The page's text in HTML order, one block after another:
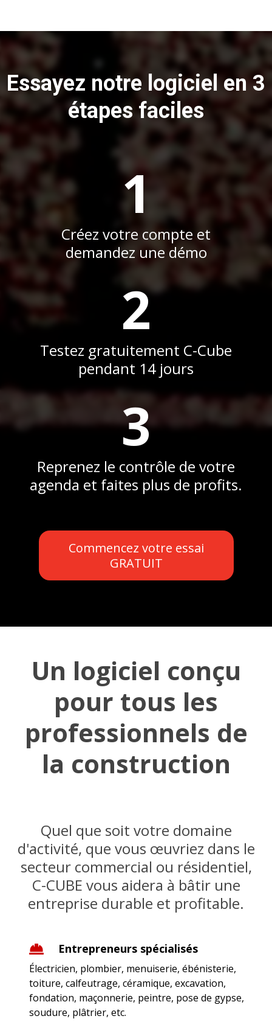
Essayez notre logiciel en 3
étapes faciles
1
Créez votre compte et
demandez une démo
2
Testez gratuitement C-Cube
pendant 14 jours
3
Reprenez le contrôle de votre
agenda et faites plus de profits.
Commencez votre essai
GRATUIT
Un logiciel conçu
pour tous les
professionnels de
la construction
Quel que soit votre domaine
d'activité, que vous œuvriez dans le
secteur commercial ou résidentiel,
C-CUBE vous aidera à bâtir une
entreprise durable et profitable.
Entrepreneurs spécialisés
Électricien, plombier, menuiserie, ébénisterie,
toiture, calfeutrage, céramique, excavation,
fondation, maçonnerie, peintre, pose de gypse,
soudure, plâtrier, etc.